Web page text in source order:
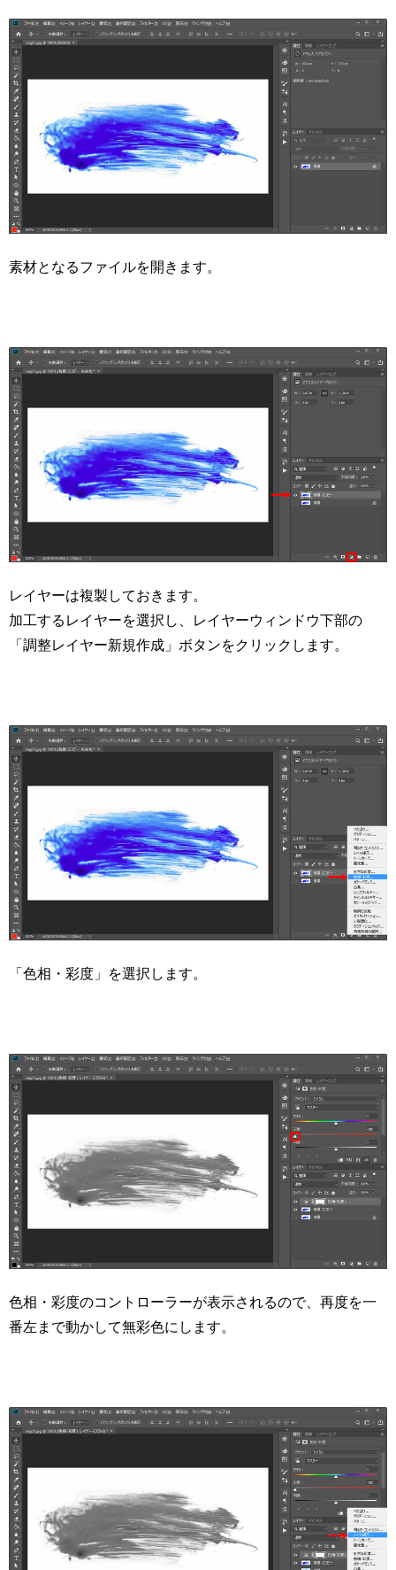
素材となるファイルを開きます。
レイヤーは複製しておきます。
加工するレイヤーを選択し、レイヤーウィンドウ下部の
「調整レイヤー新規作成」ボタンをクリックします。
「色相・彩度」を選択します。
色相・彩度のコントローラーが表示されるので、再度を一
番左まで動かして無彩色にします。